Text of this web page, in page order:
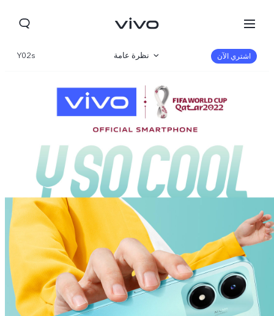
Y02s نظرة عامة
المعرض
المواصفات
اشتري الآن